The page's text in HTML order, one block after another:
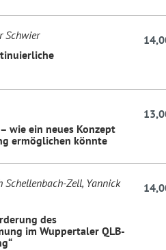
Schwier
wie ein neues Konzept
ermöglichen könnte
Zell, Yannick
des
im Wuppertaler QLB-